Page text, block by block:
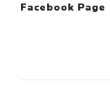
Facebook Page